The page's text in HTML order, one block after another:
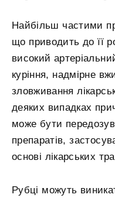
Найбільш частими
що приводить до її
високий
куріння, надмірне
зловживання
деяких випадках
може бути
препаратів,
основі лікарських
Рубці можуть